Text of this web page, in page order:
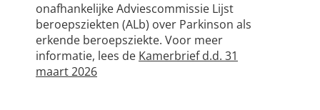
onafhankelijke Adviescommissie Lijst
beroepsziekten (ALb) over Parkinson als
erkende beroepsziekte. Voor meer
informatie, lees de Kamerbrief d.d. 31
maart 2026